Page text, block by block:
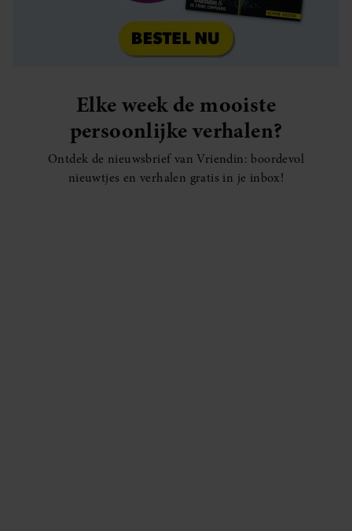
Elke week de mooiste
persoonlijke verhalen?
Ontdek de nieuwsbrief van Vriendin: boordevol
nieuwtjes en verhalen gratis in je inbox!